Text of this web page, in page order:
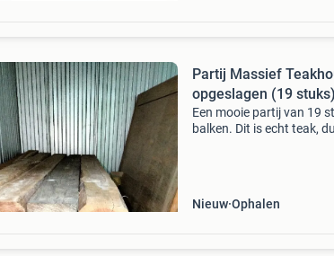
Partij Massief
opgeslagen (19 stuks)
Een mooie partij van 19
balken. Dit is echt teak,
Nieuw Ophalen